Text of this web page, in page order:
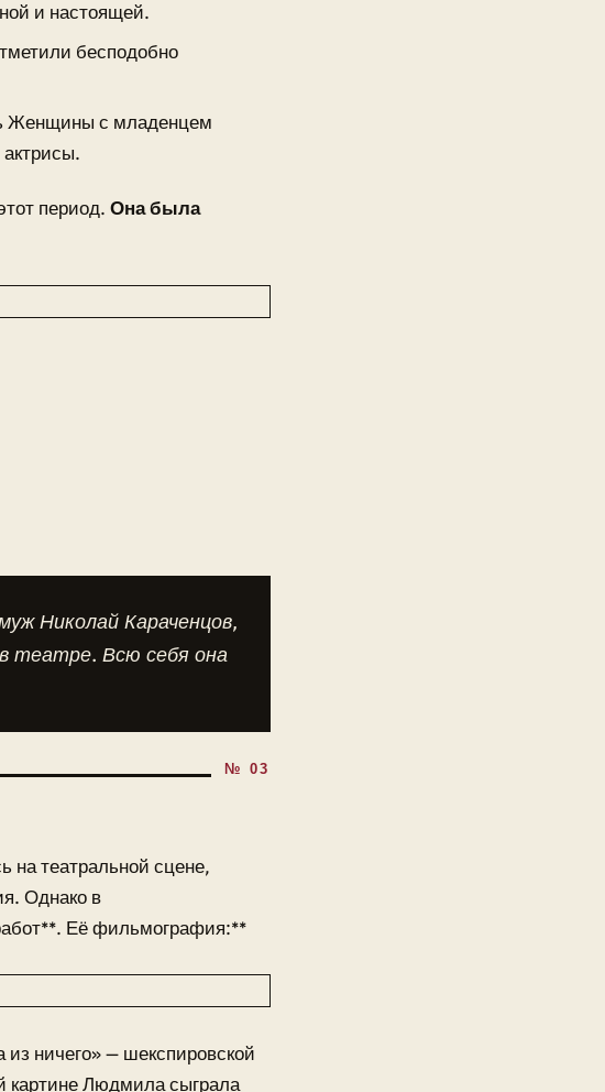
и настоящей.
бесподобно
Женщины с младенцем
период. Она была
Николай Караченцов,
театре. Всю себя она
на театральной сцене,
Однако в
Её фильмография:**
ничего» — шекспировской
картине Людмила сыграла